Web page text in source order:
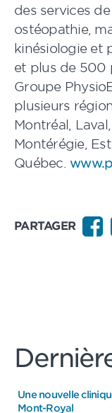
des services
ostéopathie,
kinésiologie et
et plus de 500
Groupe
plusieurs
Montréal,
Montérégie,
Québec. www.
PARTAGER
Une nouvelle
Mont-Royal